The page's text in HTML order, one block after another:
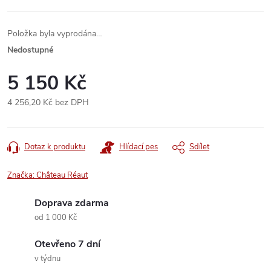
Položka byla vyprodána…
Nedostupné
5 150 Kč
4 256,20 Kč bez DPH
cena:
Dotaz k produktu Hlídací pes Sdílet
Značka:Château Réaut
Doprava zdarma
od 1 000 Kč
Otevřeno 7 dní
v týdnu